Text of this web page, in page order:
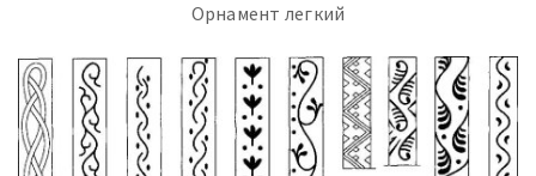
Орнамент легкий